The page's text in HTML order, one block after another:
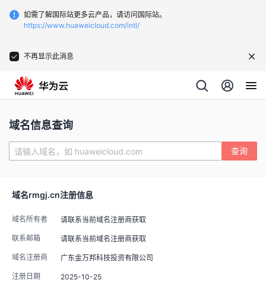
如需了解国际站更多云产品，请访问国际站。
https://www.huaweicloud.com/intl/
不再显示此消息
域名信息查询
查询
域名rmgj.cn注册信息
域名所有者 请联系当前域名注册商获取
联系邮箱 请联系当前域名注册商获取
域名注册商 广东金万邦科技投资有限公司
注册日期 2025-10-25